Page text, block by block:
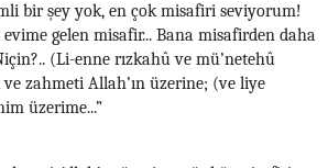
bir şey yok, en çok misafiri seviyorum!
gelen misafir... Bana misafirden daha
(Li-enne rızkahû ve mü’netehû
ve zahmeti Allah’ın üzerine; (ve liye
üzerime...”